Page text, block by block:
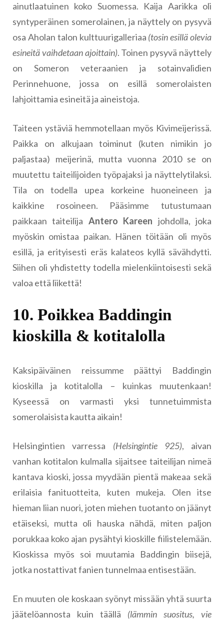
ainutlaatuinen koko Suomessa. Kaija Aarikka oli
syntyperäinen somerolainen, ja näyttely on pysyvä
osa Aholan talon kulttuurigalleriaa (tosin esillä olevia
esineitä vaihdetaan ajoittain). Toinen pysyvä näyttely
on Someron veteraanien ja sotainvalidien
Perinnehuone, jossa on esillä somerolaisten
lahjoittamia esineitä ja aineistoja.
Taiteen ystäviä hemmotellaan myös Kivimeijerissä.
Paikka on alkujaan toiminut (kuten nimikin jo
paljastaa) meijerinä, mutta vuonna 2010 se on
muutettu taiteilijoiden työpajaksi ja näyttelytilaksi.
Tila on todella upea korkeine huoneineen ja
kaikkine rosoineen. Pääsimme tutustumaan
paikkaan taiteilija Antero Kareen johdolla, joka
myöskin omistaa paikan. Hänen töitään oli myös
esillä, ja erityisesti eräs kalateos kyllä sävähdytti.
Siihen oli yhdistetty todella mielenkiintoisesti sekä
valoa että liikettä!
10. Poikkea Baddingin
kioskilla & kotitalolla
Kaksipäiväinen reissumme päättyi Baddingin
kioskilla ja kotitalolla – kuinkas muutenkaan!
Kyseessä on varmasti yksi tunnetuimmista
somerolaisista kautta aikain!
Helsingintien varressa (Helsingintie 925), aivan
vanhan kotitalon kulmalla sijaitsee taiteilijan nimeä
kantava kioski, jossa myydään pientä makeaa sekä
erilaisia fanituotteita, kuten mukeja. Olen itse
hieman liian nuori, joten miehen tuotanto on jäänyt
etäiseksi, mutta oli hauska nähdä, miten paljon
porukkaa koko ajan pysähtyi kioskille fiilistelemään.
Kioskissa myös soi muutamia Baddingin biisejä,
jotka nostattivat fanien tunnelmaa entisestään.
En muuten ole koskaan syönyt missään yhtä suurta
jäätelöannosta kuin täällä (lämmin suositus, vie